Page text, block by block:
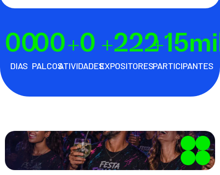
DIAS
00
PALCOS
00
ATIVIDADES
+0
EXPOSITORES
+222
PARTICIPANTES
+15